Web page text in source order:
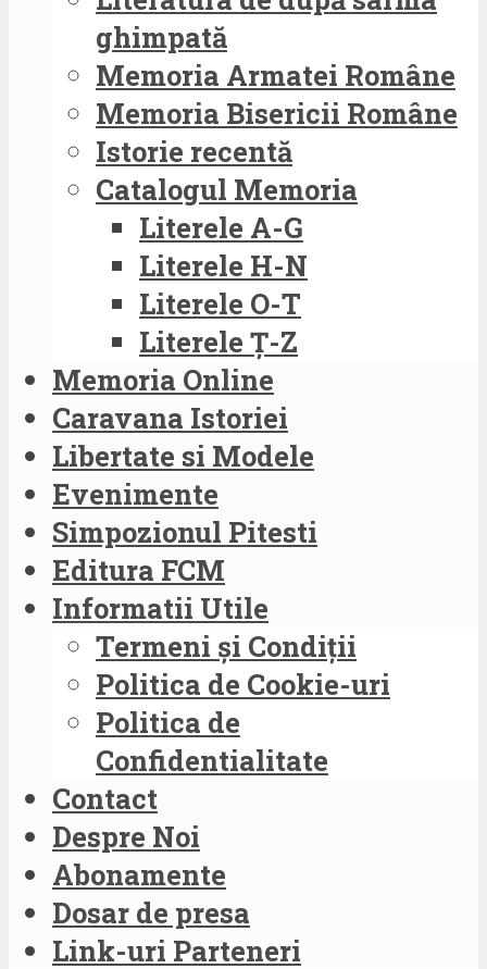
ghimpată
Memoria Armatei Române
Memoria Bisericii Române
Istorie recentă
Catalogul Memoria
Literele A-G
Literele H-N
Literele O-T
Literele Ț-Z
Memoria Online
Caravana Istoriei
Libertate si Modele
Evenimente
Simpozionul Pitesti
Editura FCM
Informatii Utile
Termeni și Condiții
Politica de Cookie-uri
Politica de
Confidentialitate
Contact
Despre Noi
Abonamente
Dosar de presa
Link-uri Parteneri